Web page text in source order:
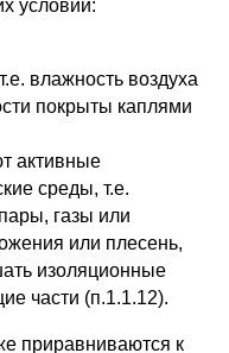
условий:
влажность воздуха
покрыты каплями
активные
среды, т.е.
газы или
или плесень,
изоляционные
части (п.1.1.12).
приравниваются к